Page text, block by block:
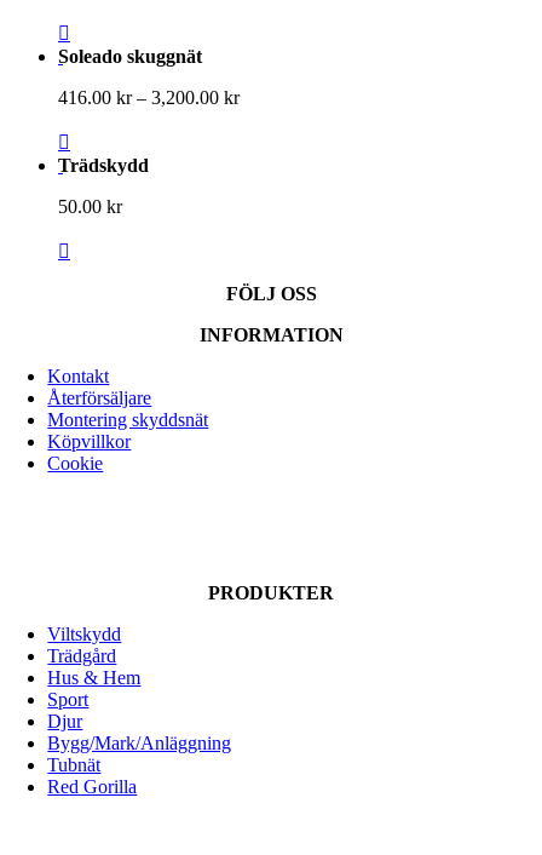
Soleado skuggnät
416.00 kr – 3,200.00 krPrisintervall:
Trädskydd
50.00 kr
FÖLJ OSS
INFORMATION
Kontakt
Återförsäljare
Montering skyddsnät
Köpvillkor
Cookie
PRODUKTER
Viltskydd
Trädgård
Hus & Hem
Sport
Djur
Bygg/Mark/Anläggning
Tubnät
Red Gorilla